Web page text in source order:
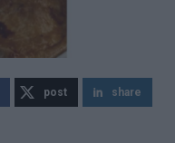
post share